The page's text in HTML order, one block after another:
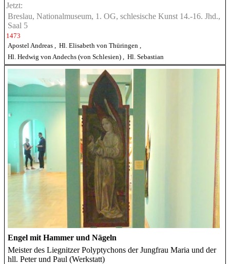
Jetzt:
Breslau, Nationalmuseum, 1. OG, schlesische Kunst 14.-16. Jhd.,
Saal 5
1473
Apostel Andreas , Hl. Elisabeth von Thüringen ,
Hl. Hedwig von Andechs (von Schlesien) , Hl. Sebastian
Engel mit Hammer und Nägeln
Meister des Liegnitzer Polyptychons der Jungfrau Maria und der
hll. Peter und Paul (Werkstatt)